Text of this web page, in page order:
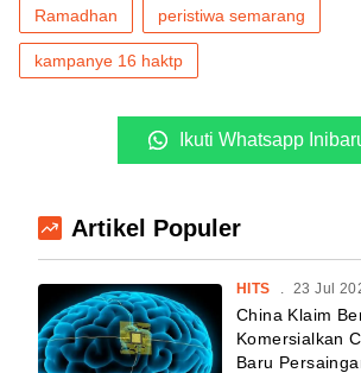
Ramadhan peristiwa semarang
kampanye 16 haktp
Ikuti Whatsapp
Artikel Populer
HITS . 23 Jul
China Klaim
Komersialkan
Baru